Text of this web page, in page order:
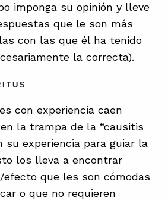
imponga su opinión y lleve
que le son más
con las que él ha tenido
la correcta).
con experiencia caen
la trampa de la “causitis
su experiencia para guiar la
los lleva a encontrar
efecto que les son cómodas
o que no requieren